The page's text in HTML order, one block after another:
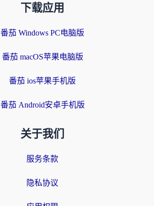
下载应用
番茄 Windows PC电脑版
番茄 macOS苹果电脑版
番茄 ios苹果手机版
番茄 Android安卓手机版
关于我们
服务条款
隐私协议